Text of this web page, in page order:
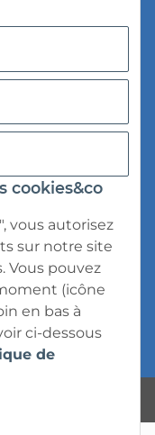
incluse,
cookies&co
vous autorisez
sur notre site
Vous pouvez
(icône
en bas à
ci-dessous
de